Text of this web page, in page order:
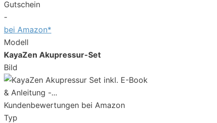
Gutschein
-
bei Amazon*
Modell
KayaZen Akupressur-Set
Bild
Kundenbewertungen bei Amazon
Typ